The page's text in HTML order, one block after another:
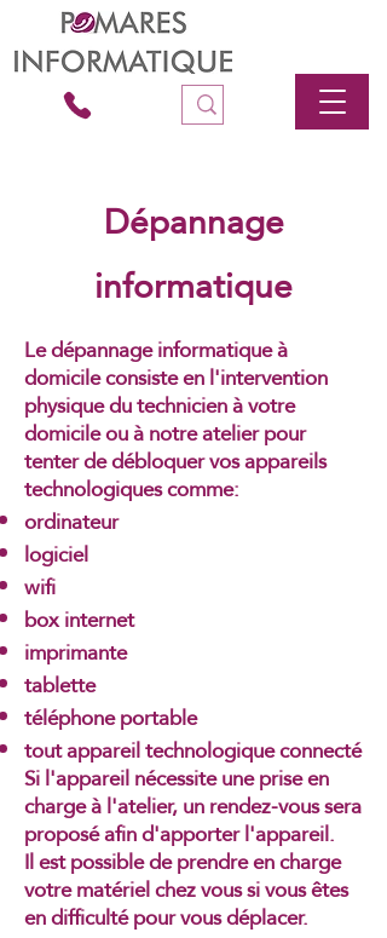
Dépannage
informatique
Le dépannage informatique à
domicile consiste en l'intervention
physique du technicien à votre
domicile ou à notre atelier pour
tenter de débloquer vos appareils
technologiques comme:
ordinateur
logiciel
wifi
box internet
imprimante
tablette
téléphone portable
tout appareil technologique connecté
Si l'appareil nécessite une prise en
charge à l'atelier, un rendez-vous sera
proposé afin d'apporter l'appareil.
Il est possible de prendre en charge
votre matériel chez vous si vous êtes
en difficulté pour vous déplacer.